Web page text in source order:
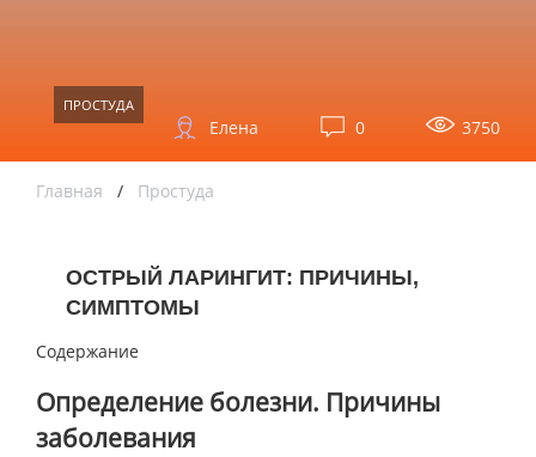
ПРОСТУДА
3750
0
Елена
Главная / Простуда
ОСТРЫЙ ЛАРИНГИТ: ПРИЧИНЫ,
СИМПТОМЫ
Содержание
Определение болезни. Причины
заболевания